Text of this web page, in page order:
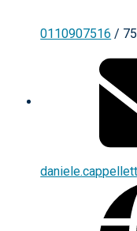
0110907516 /